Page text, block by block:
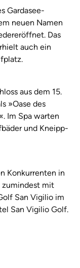
Gardasee-
neuen Namen
Das
auch ein
aus dem 15.
»Oase des
Im Spa warten
und Kneipp-
Konkurrenten in
zumindest mit
San Vigilio im
San Vigilio Golf.